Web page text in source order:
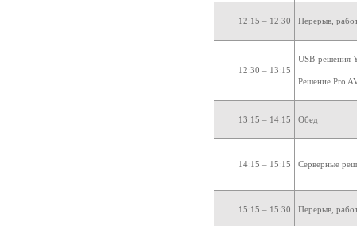
12:15 – 12:30 Перерыв,
12:30 – 13:15
USB-решения
Решение Pro
13:15 – 14:15 Обед
14:15 – 15:15 Серверные
15:15 – 15:30 Перерыв,